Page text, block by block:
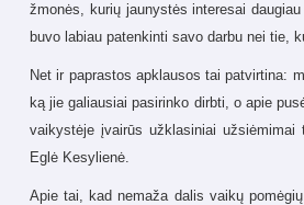
žmonės, kurių jaunystės interesai
buvo labiau patenkinti savo darbu nei tie,
Net ir paprastos apklausos tai patvirtina:
ką jie galiausiai pasirinko dirbti, o apie
vaikystėje įvairūs užklasiniai užsiėmimai
Eglė Kesylienė.
Apie tai, kad nemaža dalis vaikų